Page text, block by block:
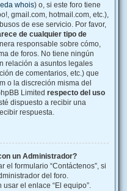
whois) o, si este foro tiene
gmail.com, hotmail.com, etc.),
de ese servicio. Por favor,
de cualquier tipo de
responsable sobre cómo,
de foros. No tiene ningún
relación a asuntos legales
de comentarios, etc.) que
o la discreción misma del
Limited respecto del uso
dispuesto a recibir una
respuesta.
un Administrador?
el formulario “Contáctenos”, si
del foro.
el enlace “El equipo”.